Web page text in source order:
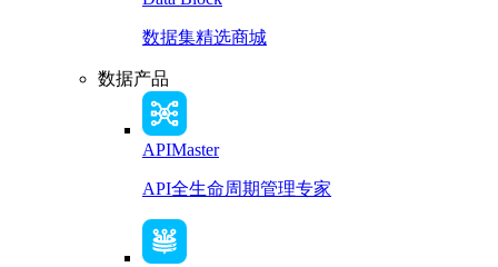
数据集精选商城
数据产品
APIMaster
API全生命周期管理专家